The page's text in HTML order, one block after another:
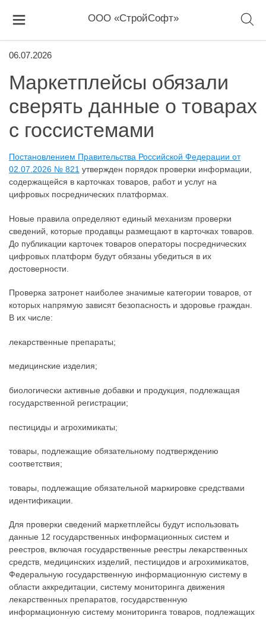
ООО «СтройСофт»
06.07.2026
Маркетплейсы обязали
сверять данные о товарах
с госсистемами
Постановлением Правительства Российской Федерации от
02.07.2026 № 821 утвержден порядок проверки информации,
содержащейся в карточках товаров, работ и услуг на
цифровых посреднических платформах.
Новые правила определяют единый механизм проверки
сведений, которые продавцы размещают в карточках товаров.
До публикации карточек товаров операторы посреднических
цифровых платформ будут обязаны убедиться в их
достоверности.
Проверка затронет наиболее значимые категории товаров, от
которых напрямую зависят безопасность и здоровье граждан.
В их числе:
лекарственные препараты;
медицинские изделия;
биологически активные добавки и продукция, подлежащая
государственной регистрации;
пестициды и агрохимикаты;
товары, подлежащие обязательному подтверждению
соответствия;
товары, подлежащие обязательной маркировке средствами
идентификации.
Для проверки сведений маркетплейсы будут использовать
данные 12 государственных информационных систем и
реестров, включая государственные реестры лекарственных
средств, медицинских изделий, пестицидов и агрохимикатов,
Федеральную государственную информационную систему в
области аккредитации, систему мониторинга движения
лекарственных препаратов, государственную
информационную систему мониторинга товаров, подлежащих